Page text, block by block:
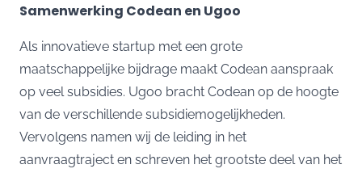
Samenwerking Codean en Ugoo
Als innovatieve startup met een grote
maatschappelijke bijdrage maakt Codean aanspraak
op veel subsidies. Ugoo bracht Codean op de hoogte
van de verschillende subsidiemogelijkheden.
Vervolgens namen wij de leiding in het
aanvraagtraject en schreven het grootste deel van het